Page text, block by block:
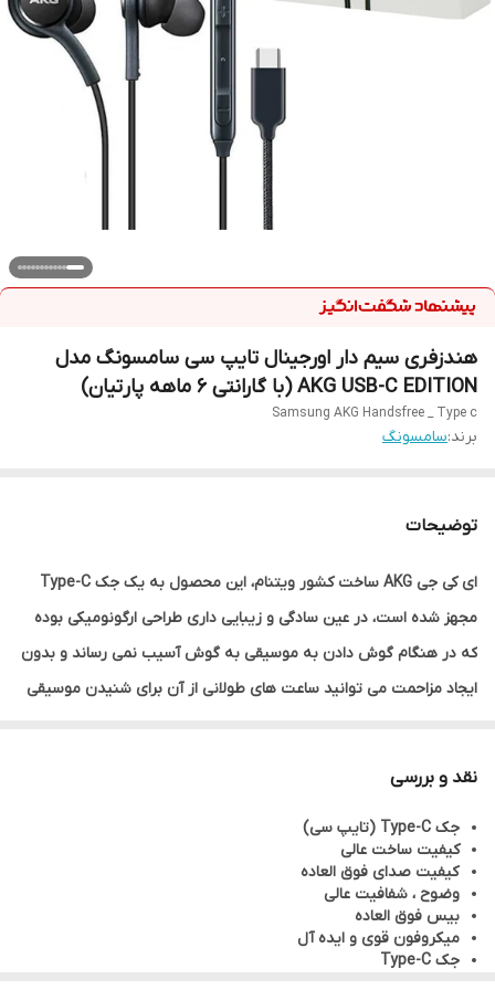
هندزفری سیم دار اورجینال تایپ سی سامسونگ مدل
AKG USB-C EDITION (با گارانتی 6 ماهه پارتیان)
Samsung AKG Handsfree _ Type c
برند:سامسونگ
توضیحات
ای کی جی AKG ساخت کشور ویتنام، این محصول به یک جک Type-C
مجهز شده است، در عین سادگی و زیبایی داری طراحی ارگونومیکی بوده
که در هنگام گوش دادن به موسیقی به گوش آسیب نمی رساند و بدون
ایجاد مزاحمت می توانید ساعت های طولانی از آن برای شنیدن موسیقی
بود، حتی میتوانید کوچک ترین اجزای موسیقی را به طور کامل احساس
کنید همچنین این هدفون دارای دقت بالا در انتشار صدا است و حتی
جزئی ترین صدا هارا به گوش شما میرساند. سر گوشی های این هندزفری
از جنس سیلیکون بوده و به خوبی در گوش قرار میگرند و گوش را اذیت
نمیکنند و به گوش اسیب نمی رسانند همچنین داخل پک سه سایز سری
سیلیکونی جهت راحتی شما قرار داده شده است، به دلیل ارگونومیک
نقد و بررسی
جک Type-C (تایپ سی)
کیفیت ساخت عالی
کیفیت صدای فوق العاده
وضوح ، شفافیت عالی
بیس فوق العاده
میکروفون قوی و ایده آل
جک Type-C